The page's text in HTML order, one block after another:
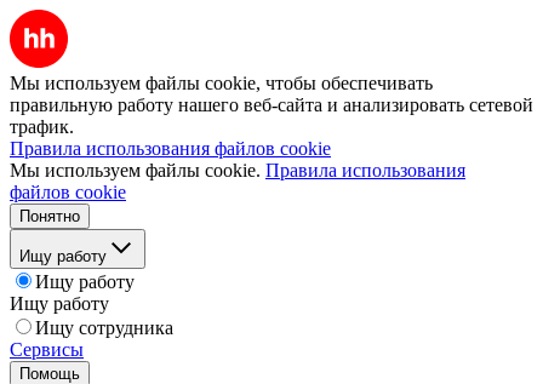
Мы используем файлы cookie, чтобы обеспечивать
правильную работу нашего веб-сайта и анализировать сетевой
трафик.
Правила использования файлов cookie
Мы используем файлы cookie. Правила использования
файлов cookie
Понятно
Ищу работу
Ищу работу
Ищу работу
Ищу сотрудника
Сервисы
Помощь